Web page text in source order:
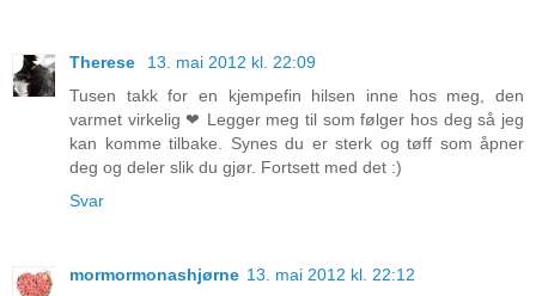
Therese
13. mai 2012 kl. 22:09
Tusen takk for en kjempefin hilsen inne hos meg, den
varmet virkelig ❤ Legger meg til som følger hos deg så jeg
kan komme tilbake. Synes du er sterk og tøff som åpner
deg og deler slik du gjør. Fortsett med det :)
Svar
mormormonashjørne 13. mai 2012 kl. 22:12